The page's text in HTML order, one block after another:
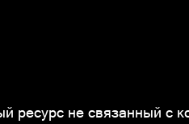
ресурс не связанный с